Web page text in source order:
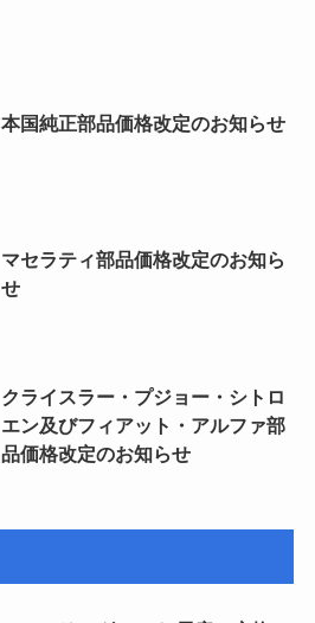
本国純正部品価格改定のお知らせ
マセラティ部品価格改定のお知ら
せ
クライスラー・プジョー・シトロ
エン及びフィアット・アルファ部
品価格改定のお知らせ